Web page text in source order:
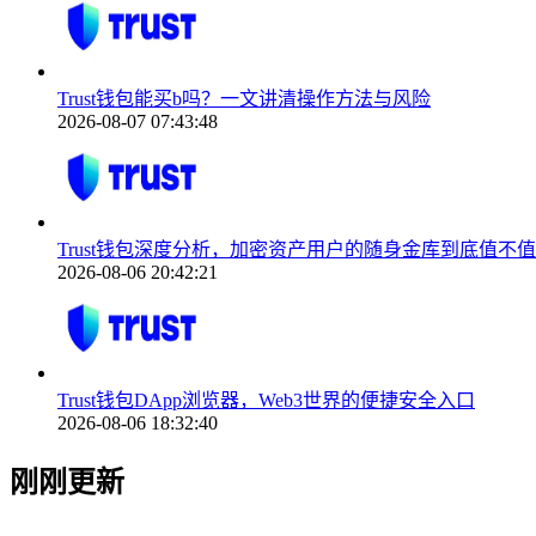
Trust钱包能买b吗？一文讲清操作方法与风险
2026-08-07 07:43:48
Trust钱包深度分析，加密资产用户的随身金库到底值不
2026-08-06 20:42:21
Trust钱包DApp浏览器，Web3世界的便捷安全入口
2026-08-06 18:32:40
刚刚更新